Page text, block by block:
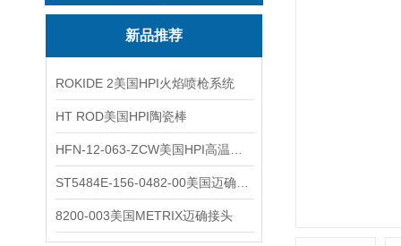
新品推荐
ROKIDE 2美国HPI火焰喷枪系统
HT ROD美国HPI陶瓷棒
8200-003美国METRIX迈确接头